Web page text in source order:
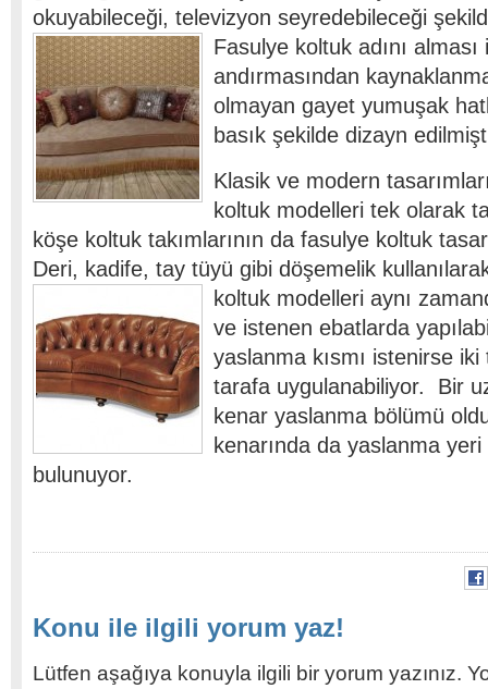
okuyabileceği, televizyon seyredebileceği
Fasulye koltuk adını
andırmasından
olmayan gayet yumuşak
basık şekilde dizayn
Klasik ve modern
koltuk modelleri tek olarak
köşe koltuk takımlarının da fasulye koltuk
Deri, kadife, tay tüyü gibi döşemelik
koltuk modelleri aynı
ve istenen ebatlarda
yaslanma kısmı istenirse
tarafa uygulanabiliyor. Bir
kenar yaslanma bölümü
kenarında da yaslanma
bulunuyor.
Konu ile ilgili yorum yaz!
Lütfen aşağıya konuyla ilgili bir yorum yazınız.